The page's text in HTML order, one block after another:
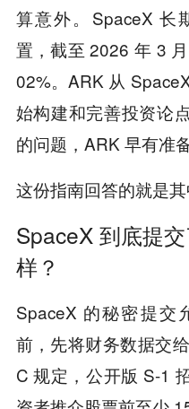
算意外。SpaceX 长
置，截至 2026 年 3
02%。ARK 从
始构建和完善投资论
的问题，ARK 早有准备
这份指南回答的就是其
SpaceX 到底提
样？
SpaceX 的秘密提交
前，先将财务数据交
C 规定，公开版 S-1